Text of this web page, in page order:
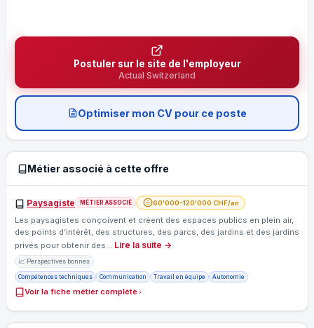
Postuler sur le site de l'employeur
Actual Switzerland
Optimiser mon CV pour ce poste
Métier associé à cette offre
Paysagiste MÉTIER ASSOCIÉ 60'000–120'000 CHF/an
Les paysagistes conçoivent et créent des espaces publics en plein air,
des points d’intérêt, des structures, des parcs, des jardins et des jardins
privés pour obtenir des… Lire la suite →
📈 Perspectives bonnes
Compétences techniques Communication Travail en équipe Autonomie
Voir la fiche métier complète